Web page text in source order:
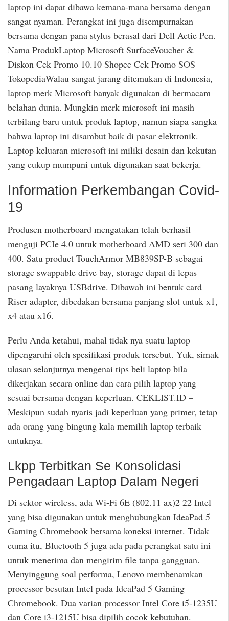
laptop ini dapat dibawa kemana-mana bersama dengan
sangat nyaman. Perangkat ini juga disempurnakan
bersama dengan pana stylus berasal dari Dell Actie Pen.
Nama ProdukLaptop Microsoft SurfaceVoucher &
Diskon Cek Promo 10.10 Shopee Cek Promo SOS
TokopediaWalau sangat jarang ditemukan di Indonesia,
laptop merk Microsoft banyak digunakan di bermacam
belahan dunia. Mungkin merk microsoft ini masih
terbilang baru untuk produk laptop, namun siapa sangka
bahwa laptop ini disambut baik di pasar elektronik.
Laptop keluaran microsoft ini miliki desain dan kekutan
yang cukup mumpuni untuk digunakan saat bekerja.
Information Perkembangan Covid-
19
Produsen motherboard mengatakan telah berhasil
menguji PCIe 4.0 untuk motherboard AMD seri 300 dan
400. Satu product TouchArmor MB839SP-B sebagai
storage swappable drive bay, storage dapat di lepas
pasang layaknya USBdrive. Dibawah ini bentuk card
Riser adapter, dibedakan bersama panjang slot untuk x1,
x4 atau x16.
Perlu Anda ketahui, mahal tidak nya suatu laptop
dipengaruhi oleh spesifikasi produk tersebut. Yuk, simak
ulasan selanjutnya mengenai tips beli laptop bila
dikerjakan secara online dan cara pilih laptop yang
sesuai bersama dengan keperluan. CEKLIST.ID –
Meskipun sudah nyaris jadi keperluan yang primer, tetap
ada orang yang bingung kala memilih laptop terbaik
untuknya.
Lkpp Terbitkan Se Konsolidasi
Pengadaan Laptop Dalam Negeri
Di sektor wireless, ada Wi-Fi 6E (802.11 ax)2 22 Intel
yang bisa digunakan untuk menghubungkan IdeaPad 5
Gaming Chromebook bersama koneksi internet. Tidak
cuma itu, Bluetooth 5 juga ada pada perangkat satu ini
untuk menerima dan mengirim file tanpa gangguan.
Menyinggung soal performa, Lenovo membenamkan
processor besutan Intel pada IdeaPad 5 Gaming
Chromebook. Dua varian processor Intel Core i5-1235U
dan Core i3-1215U bisa dipilih cocok kebutuhan.